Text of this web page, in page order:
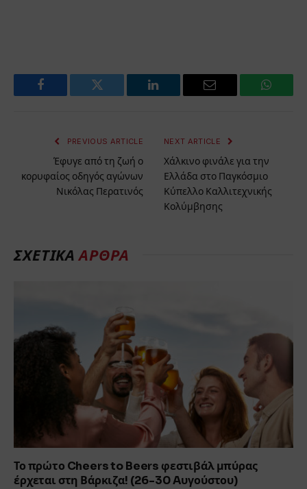
Facebook Twitter LinkedIn Email
PREVIOUS ARTICLE
Έφυγε από τη ζωή ο
κορυφαίος οδηγός αγώνων
Νικόλας Περατινός
NEXT ARTICLE
Χάλκινο φινάλε για την
Ελλάδα στο Παγκόσμιο
Κύπελλο Καλλιτεχνικής
Κολύμβησης
ΣΧΕΤΙΚΆΆΡΘΡΑ
Το πρώτο Cheers to Beers φεστιβάλ μπύρας
έρχεται στη Βάρκιζα! (26-30 Aυγούστου)